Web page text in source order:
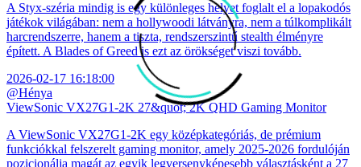
A Styx-széria mindig is egy különleges helyet foglalt el a lopakodós
játékok világában: nem a hollywoodi látványra, nem a túlkomplikált
harcrendszerre, hanem a tiszta, rendszerszintű stealth élményre
épített. A Blades of Greed is ezt az örökséget viszi tovább.
2026-02-17 16:18:00
@Hénya
ViewSonic VX27G1-2K 27&quot; 2K QHD Gaming Monitor
A ViewSonic VX27G1-2K egy középkategóriás, de prémium
funkciókkal felszerelt gaming monitor, amely 2025-2026 fordulóján
pozicionálja magát az egyik legversenyképesebb választásként a 27